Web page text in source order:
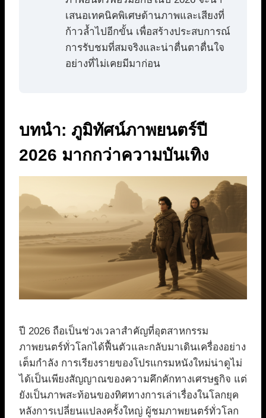
เสนอเทคนิคพิเศษด้านภาพและเสียงที่
ก้าวล้ำไปอีกขั้น เพื่อสร้างประสบการณ์
การรับชมที่สมจริงและน่าตื่นตาตื่นใจ
อย่างที่ไม่เคยมีมาก่อน
บทนำ: ภูมิทัศน์ภาพยนตร์ปี
2026 มากกว่าความบันเทิง
ปี 2026 ถือเป็นช่วงเวลาสำคัญที่อุตสาหกรรม
ภาพยนตร์ทั่วโลกได้ฟื้นตัวและกลับมาเดินเครื่องอย่าง
เต็มกำลัง การเรียงรายของโปรแกรมหนังใหม่น่าดูไม่
ได้เป็นเพียงสัญญาณของความคึกคักทางเศรษฐกิจ แต่
ยังเป็นภาพสะท้อนของทิศทางการเล่าเรื่องในโลกยุค
หลังการเปลี่ยนแปลงครั้งใหญ่ ผู้ชมภาพยนตร์ทั่วโลก